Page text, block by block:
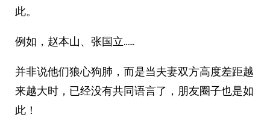
此。
例如，赵本山、张国立……
并非说他们狼心狗肺，而是当夫妻双方高度差距越
来越大时，已经没有共同语言了，朋友圈子也是如
此！